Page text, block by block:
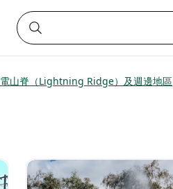
山脊（Lightning Ridge）及週邊地區